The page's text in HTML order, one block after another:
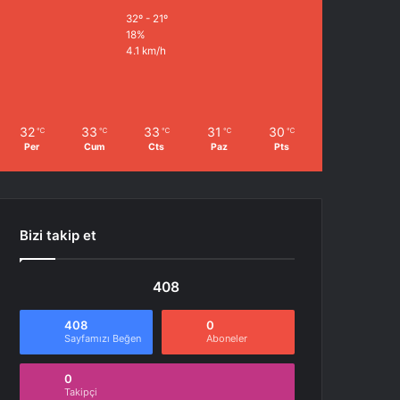
32º - 21º
18%
4.1 km/h
32 ℃
Per
33 ℃
Cum
33 ℃
Cts
31 ℃
Paz
30 ℃
Pts
Bizi takip et
408
408
Sayfamızı Beğen
0
Aboneler
0
Takipçi